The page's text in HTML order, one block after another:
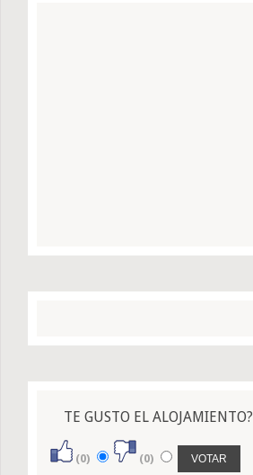
TE GUSTO EL ALOJAMIENTO?
(0) (0)